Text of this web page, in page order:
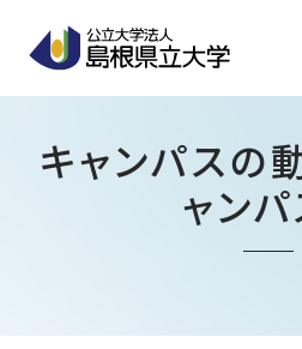
キャンパスの
ャンパ